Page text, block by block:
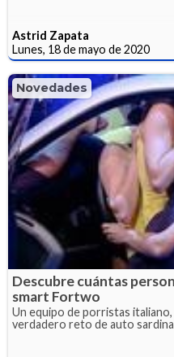
Astrid Zapata
Lunes, 18 de mayo de 2020
Novedades
Descubre cuántas
smart Fortwo
Un equipo de porristas
verdadero reto de auto